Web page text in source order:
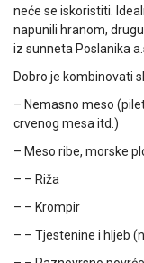
neće se iskoristiti.
napunili hranom,
iz sunneta Poslanika
Dobro je kombinovati
– Nemasno meso
crvenog mesa itd.)
– Meso ribe, morske
– – Riža
– – Krompir
– – Tjestenine i hljeb